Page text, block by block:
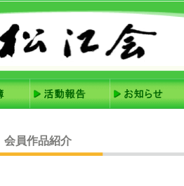
会員作品紹介